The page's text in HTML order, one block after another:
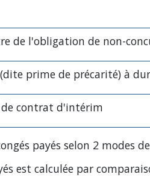
de l'obligation de non-
(dite prime de précarité) à
contrat d'intérim
payés selon 2 modes
est calculée par